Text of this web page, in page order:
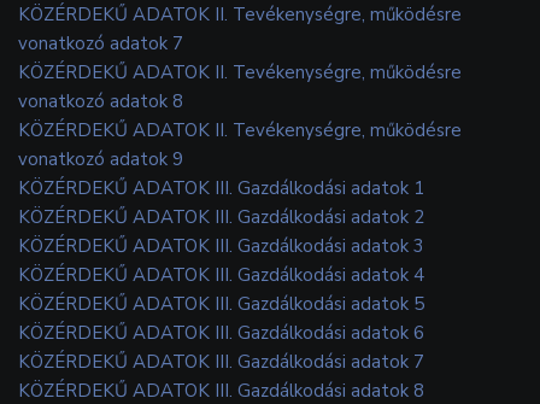
KÖZÉRDEKŰ ADATOK II. Tevékenységre, működésre
vonatkozó adatok 7
KÖZÉRDEKŰ ADATOK II. Tevékenységre, működésre
vonatkozó adatok 8
KÖZÉRDEKŰ ADATOK II. Tevékenységre, működésre
vonatkozó adatok 9
KÖZÉRDEKŰ ADATOK III. Gazdálkodási adatok 1
KÖZÉRDEKŰ ADATOK III. Gazdálkodási adatok 2
KÖZÉRDEKŰ ADATOK III. Gazdálkodási adatok 3
KÖZÉRDEKŰ ADATOK III. Gazdálkodási adatok 4
KÖZÉRDEKŰ ADATOK III. Gazdálkodási adatok 5
KÖZÉRDEKŰ ADATOK III. Gazdálkodási adatok 6
KÖZÉRDEKŰ ADATOK III. Gazdálkodási adatok 7
KÖZÉRDEKŰ ADATOK III. Gazdálkodási adatok 8